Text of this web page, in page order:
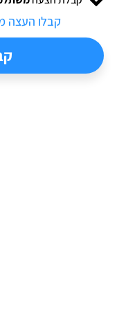
קבלו העצה